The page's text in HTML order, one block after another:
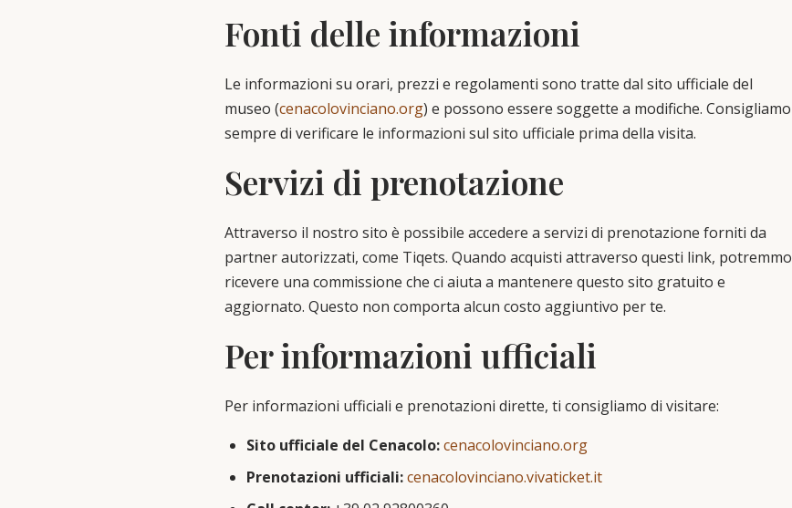
Fonti delle informazioni
Le informazioni su orari, prezzi e regolamenti sono tratte dal sito ufficiale del
museo (cenacolovinciano.org) e possono essere soggette a modifiche. Consigliamo
sempre di verificare le informazioni sul sito ufficiale prima della visita.
Servizi di prenotazione
Attraverso il nostro sito è possibile accedere a servizi di prenotazione forniti da
partner autorizzati, come Tiqets. Quando acquisti attraverso questi link, potremmo
ricevere una commissione che ci aiuta a mantenere questo sito gratuito e
aggiornato. Questo non comporta alcun costo aggiuntivo per te.
Per informazioni ufficiali
Per informazioni ufficiali e prenotazioni dirette, ti consigliamo di visitare:
Sito ufficiale del Cenacolo:cenacolovinciano.org
Prenotazioni ufficiali:cenacolovinciano.vivaticket.it